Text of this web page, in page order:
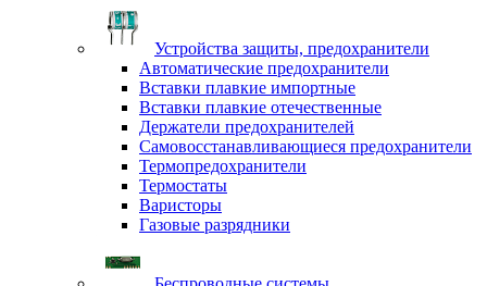
Устройства защиты, предохранители
Автоматические предохранители
Вставки плавкие импортные
Вставки плавкие отечественные
Держатели предохранителей
Самовосстанавливающиеся предохранители
Термопредохранители
Термостаты
Варисторы
Газовые разрядники